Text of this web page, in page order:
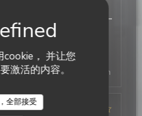
cookie， 并让您
激活的内容。
全部接受
de vous revoir, la direction